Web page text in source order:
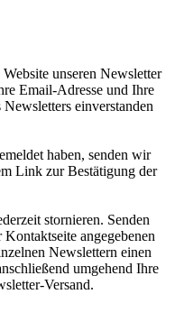
unseren Newsletter
Email-Adresse und Ihre
einverstanden
haben, senden wir
Link zur Bestätigung der
stornieren. Senden
angegebenen
Newslettern einen
umgehend Ihre
Versand.